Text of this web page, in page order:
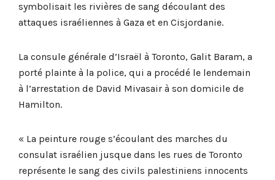
symbolisait les rivières de sang découlant des
attaques israéliennes à Gaza et en Cisjordanie.
La consule générale d’Israël à Toronto, Galit Baram, a
porté plainte à la police, qui a procédé le lendemain
à l’arrestation de David Mivasair à son domicile de
Hamilton.
« La peinture rouge s’écoulant des marches du
consulat israélien jusque dans les rues de Toronto
représente le sang des civils palestiniens innocents